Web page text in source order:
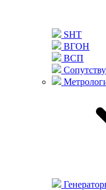
SHT
ВГОН
ВСП